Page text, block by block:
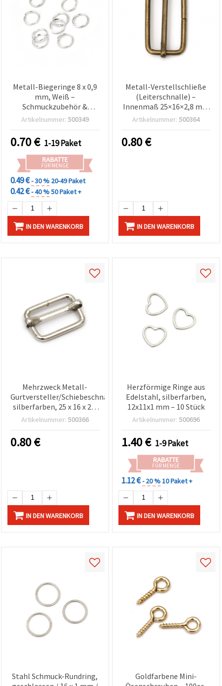
Metall-Biegeringe 8 x 0,9
mm, Weiß –
Schmuckzubehör &
Bastelbedarf, Packung
Artikelnummer: 500349
0.70€ 1-19 Paket
RABATTE
FÜR MENGE
0.49 €- 30 % 20-49 Paket
0.42 €- 40 %50 Paket +
IN DEN WARENKORB
Metall-Verstellschließe
(Leiterschnalle) –
Innenmaß 25×16×2,8 mm
– Farbe Antikbronze – 10
Artikelnummer: 500364
0.80€
IN DEN WARENKORB
Mehrzweck Metall-
Gurtversteller/Schiebeschnallen,
silberfarben, 25 x 16 x 2,8
mm – 10 Stück, perfekt
DIY-Projekte
Artikelnummer: 500366
0.80€
IN DEN WARENKORB
Herzförmige Ringe aus
Edelstahl, silberfarben,
12x11x1 mm – 10 Stück
Artikelnummer: 500696
1.40€ 1-9 Paket
RABATTE
FÜR MENGE
1.12 €- 20 %10 Paket +
IN DEN WARENKORB
Stahl Schmuck-Rundring,
Goldfarbene Mini-